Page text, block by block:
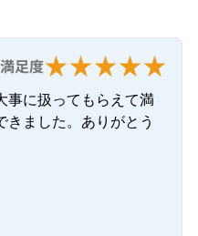
満足度
事に扱ってもらえて満
ました。ありがとう